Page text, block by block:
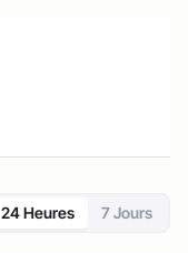
24 Heures 7 Jours